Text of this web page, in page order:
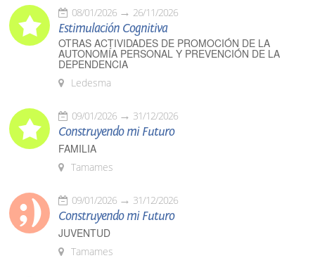
08/01/2026 26/11/2026
Estimulación Cognitiva
OTRAS ACTIVIDADES DE PROMOCIÓN DE LA
AUTONOMÍA PERSONAL Y PREVENCIÓN DE LA
DEPENDENCIA
Ledesma
09/01/2026 31/12/2026
Construyendo mi Futuro
FAMILIA
Tamames
09/01/2026 31/12/2026
Construyendo mi Futuro
JUVENTUD
Tamames